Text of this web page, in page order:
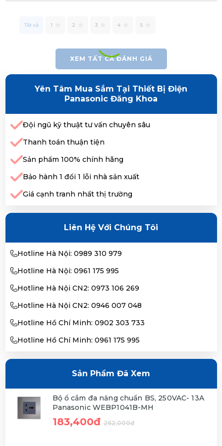
Tất cả 1 2 3 4 5
XEM TẤT CẢ ĐÁNH GIÁ
Yên Tâm Mua Sắm Tại Thiết Bị Điện
Panasonic Đăng Khoa
Đội ngũ kỹ thuật tư vấn chuyên sâu
Thanh toán thuận tiện
Sản phẩm 100% chính hãng
Bảo hành 1 đổi 1 lỗi nhà sản xuất
Giá cạnh tranh nhất thị trường
Liên Hệ Với Chúng Tôi
Hotline Hà Nội: 0989 310 979
Hotline Hà Nội: 0961 175 995
Hotline Hà Nội CN2: 0973 106 269
Hotline Hà Nội CN2: 0946 007 048
Hotline Hồ Chí Minh: 0902 303 733
Hotline Hồ Chí Minh: 0961 175 995
Sản Phẩm Đã Xem
Bộ ổ cắm đa năng chuẩn BS, 250VAC- 13A
Panasonic WEBP1041B-MH
183,400đ 262,000đ